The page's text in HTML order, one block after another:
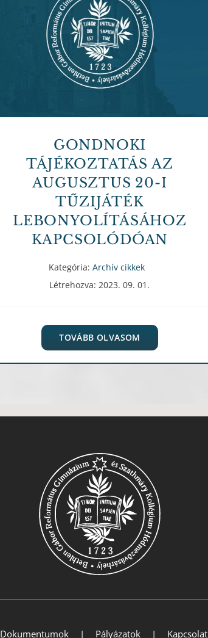
Archív cikkek
GONDNOKI
TÁJÉKOZTATÁS AZ
AUGUSZTUS 20-I
TŰZIJÁTÉK
LEBONYOLÍTÁSÁHOZ
KAPCSOLÓDÓAN
Kategória: Archív cikkek
Létrehozva: 2023. 09. 01.
TOVÁBB OLVASOM
Dokumentumok Pályázatok Kapcsolat